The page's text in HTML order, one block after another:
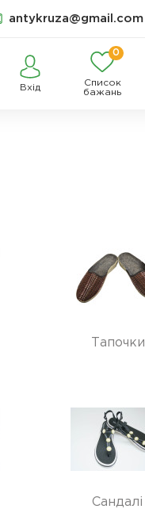
antykruza@gmail.com
Вхід
0
Список
бажань
Тапочки
Сандалі